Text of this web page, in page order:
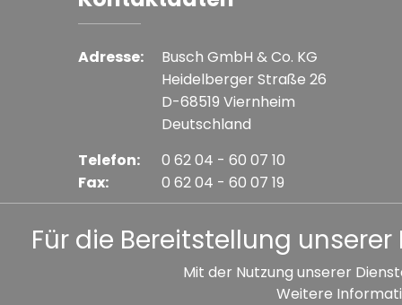
Adresse:
Busch GmbH & Co. KG
Heidelberger Straße 26
D-68519 Viernheim
Deutschland
Telefon:
Fax:
0 62 04 - 60 07 10
0 62 04 - 60 07 19
Für die Bereitstellung
Mit der Nutzung unserer
Weitere